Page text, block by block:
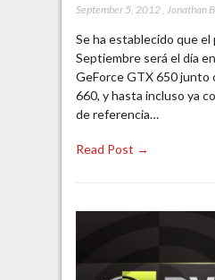
September 5, 2012, Jonathan
Se ha establecido que el
Septiembre será el día
GeForce GTX 650 junto
660, y hasta incluso ya
de referencia…
Read Post →